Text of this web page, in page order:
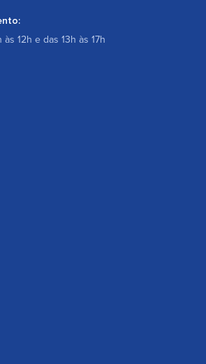
12h e das 13h às 17h